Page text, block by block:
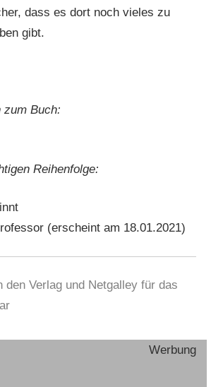
dass es dort noch vieles zu
gibt.
zum Buch:
Reihenfolge:
(erscheint am 18.01.2021)
den Verlag und Netgalley für das
Werbung